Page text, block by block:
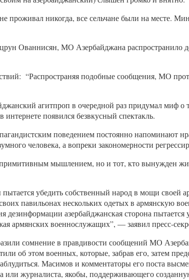
проживал никогда, все сельчане были на месте.
Ованнисян, МО Азербайджана
“Распространяя подобные сообщения, МО
агитпроп в очередной раз придумал миф о
интернете появился безвкусный спектакль.
поведением постоянно напоминают
человека, а вопреки закономерности
примитивным мышлением, но и тот, кто вынужден
убедить собственный народ в мощи своей
павильонах нескольких одетых в армянскую
азербайджанская сторона
армянских военнослужащих”, — заявил пресс-
сомнение в правдивости сообщений МО
об этом военных, которые, забрав его, затем
Масимов и комментаторы его поста
или журналиста, якобы, поддерживающего